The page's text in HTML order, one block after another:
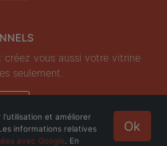
vous aussi votre vitrine
seulement.
droits réservés. Ok
l'utilisation et améliorer
informations relatives
avec Google . En